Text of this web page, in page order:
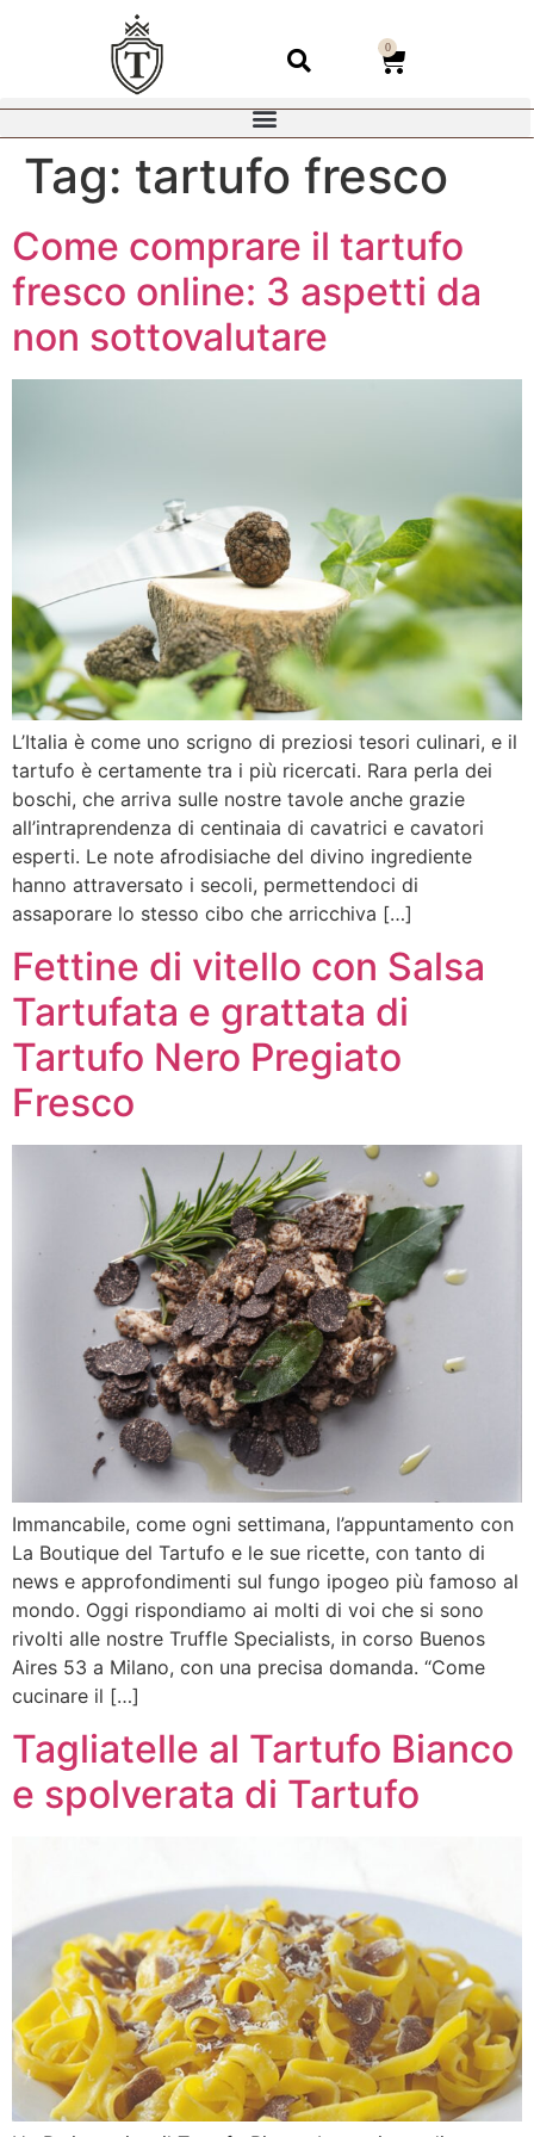
0
Tag: tartufo fresco
Come comprare il tartufo
fresco online: 3 aspetti da
non sottovalutare
L’Italia è come uno scrigno di preziosi tesori culinari, e il
tartufo è certamente tra i più ricercati. Rara perla dei
boschi, che arriva sulle nostre tavole anche grazie
all’intraprendenza di centinaia di cavatrici e cavatori
esperti. Le note afrodisiache del divino ingrediente
hanno attraversato i secoli, permettendoci di
assaporare lo stesso cibo che arricchiva […]
Fettine di vitello con Salsa
Tartufata e grattata di
Tartufo Nero Pregiato
Fresco
Immancabile, come ogni settimana, l’appuntamento con
La Boutique del Tartufo e le sue ricette, con tanto di
news e approfondimenti sul fungo ipogeo più famoso al
mondo. Oggi rispondiamo ai molti di voi che si sono
rivolti alle nostre Truffle Specialists, in corso Buenos
Aires 53 a Milano, con una precisa domanda. “Come
cucinare il […]
Tagliatelle al Tartufo Bianco
e spolverata di Tartufo